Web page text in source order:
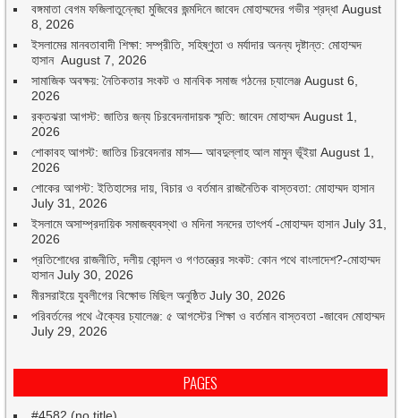
বঙ্গমাতা বেগম ফজিলাতুন্নেছা মুজিবের জন্মদিনে জাবেদ মোহাম্মদের গভীর শ্রদ্ধা August
8, 2026
ইসলামের মানবতাবাদী শিক্ষা: সম্প্রীতি, সহিষ্ণুতা ও মর্যাদার অনন্য দৃষ্টান্ত: মোহাম্মদ
হাসান August 7, 2026
সামাজিক অবক্ষয়: নৈতিকতার সংকট ও মানবিক সমাজ গঠনের চ্যালেঞ্জ August 6,
2026
রক্তঝরা আগস্ট: জাতির জন্য চিরবেদনাদায়ক স্মৃতি: জাবেদ মোহাম্মদ August 1,
2026
শোকাবহ আগস্ট: জাতির চিরবেদনার মাস— আবদুল্লাহ আল মামুন ভূঁইয়া August 1,
2026
শোকের আগস্ট: ইতিহাসের দায়, বিচার ও বর্তমান রাজনৈতিক বাস্তবতা: মোহাম্মদ হাসান
July 31, 2026
ইসলামে অসাম্প্রদায়িক সমাজব্যবস্থা ও মদিনা সনদের তাৎপর্য -মোহাম্মদ হাসান July 31,
2026
প্রতিশোধের রাজনীতি, দলীয় কোন্দল ও গণতন্ত্রের সংকট: কোন পথে বাংলাদেশ?-মোহাম্মদ
হাসান July 30, 2026
মীরসরাইয়ে যুবলীগের বিক্ষোভ মিছিল অনুষ্ঠিত July 30, 2026
পরিবর্তনের পথে ঐক্যের চ্যালেঞ্জ: ৫ আগস্টের শিক্ষা ও বর্তমান বাস্তবতা -জাবেদ মোহাম্মদ
July 29, 2026
PAGES